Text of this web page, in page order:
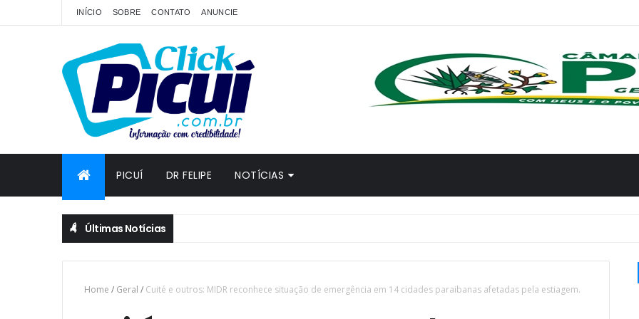
INÍCIO SOBRE CONTATO ANUNCIE
PICUÍ DR FELIPE NOTÍCIAS
Últimas Notícias
Home / Geral / Cuité e outros: MIDR reconhece situação de emergência em 14 cidades paraibanas afetadas pela estiagem.